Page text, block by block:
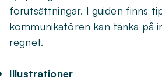
förutsättningar. I guiden finns
kommunikatören kan tänka på
regnet.
Illustrationer